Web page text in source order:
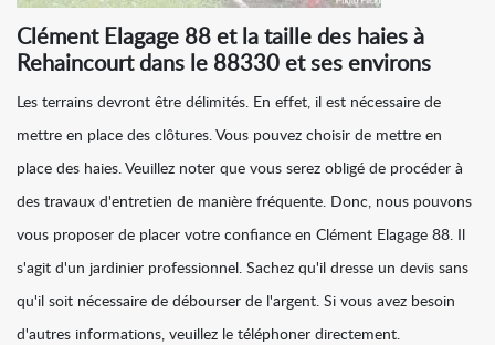
Clément Elagage 88 et la taille des haies à
Rehaincourt dans le 88330 et ses environs
Les terrains devront être délimités. En effet, il est nécessaire de
mettre en place des clôtures. Vous pouvez choisir de mettre en
place des haies. Veuillez noter que vous serez obligé de procéder à
des travaux d'entretien de manière fréquente. Donc, nous pouvons
vous proposer de placer votre confiance en Clément Elagage 88. Il
s'agit d'un jardinier professionnel. Sachez qu'il dresse un devis sans
qu'il soit nécessaire de débourser de l'argent. Si vous avez besoin
d'autres informations, veuillez le téléphoner directement.